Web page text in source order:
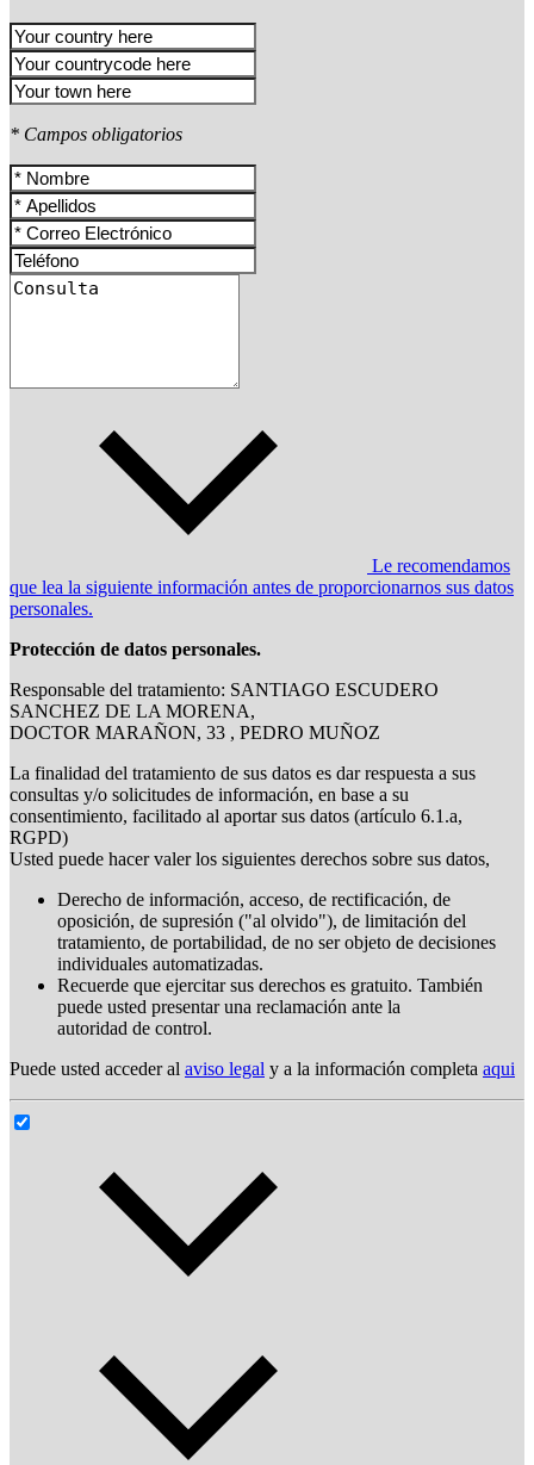
* Campos obligatorios
Le recomendamos
que lea la siguiente información antes de proporcionarnos sus datos
personales.
Protección de datos personales.
Responsable del tratamiento: SANTIAGO ESCUDERO
SANCHEZ DE LA MORENA,
DOCTOR MARAÑON, 33 , PEDRO MUÑOZ
La finalidad del tratamiento de sus datos es dar respuesta a sus
consultas y/o solicitudes de información, en base a su
consentimiento, facilitado al aportar sus datos (artículo 6.1.a,
RGPD)
Usted puede hacer valer los siguientes derechos sobre sus datos,
Derecho de información, acceso, de rectificación, de
oposición, de supresión ("al olvido"), de limitación del
tratamiento, de portabilidad, de no ser objeto de decisiones
individuales automatizadas.
Recuerde que ejercitar sus derechos es gratuito. También
puede usted presentar una reclamación ante la
autoridad de control.
Puede usted acceder al aviso legal y a la información completa aqui